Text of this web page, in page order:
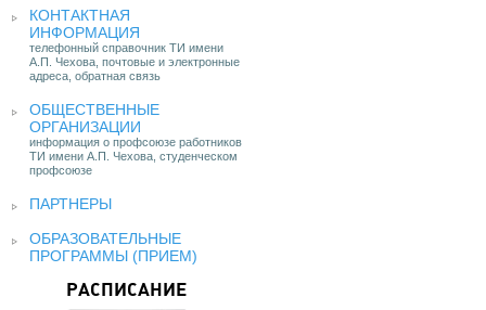
КОНТАКТНАЯ
ИНФОРМАЦИЯ
телефонный справочник ТИ имени
А.П. Чехова, почтовые и электронные
адреса, обратная связь
ОБЩЕСТВЕННЫЕ
ОРГАНИЗАЦИИ
информация о профсоюзе работников
ТИ имени А.П. Чехова, студенческом
профсоюзе
ПАРТНЕРЫ
ОБРАЗОВАТЕЛЬНЫЕ
ПРОГРАММЫ (ПРИЕМ)
РАСПИСАНИЕ